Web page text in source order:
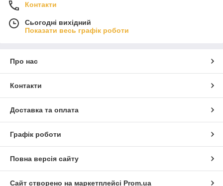
Контакти
Сьогодні вихідний
Показати весь графік роботи
Про нас
Контакти
Доставка та оплата
Графік роботи
Повна версія сайту
Сайт створено на маркетплейсі Prom.ua